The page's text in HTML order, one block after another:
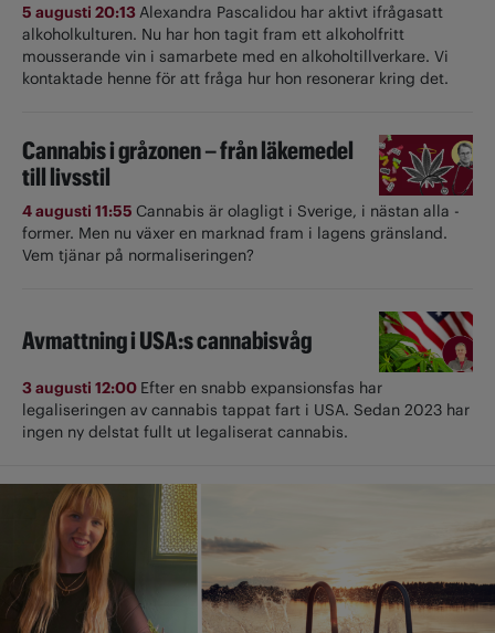
5 augusti 20:13Alexandra Pascalidou har aktivt ifrågasatt
alkoholkulturen. Nu har hon tagit fram ett alkoholfritt
mousserande vin i samarbete med en alkoholtillverkare. Vi
kontaktade henne för att fråga hur hon resonerar kring det.
Cannabis i gråzonen – från läkemedel
till livsstil
4 augusti 11:55 Cannabis är olagligt i ­Sverige, i nästan alla ­
former. Men nu växer en marknad fram i lagens gränsland.
Vem tjänar på normaliseringen?
Avmattning i USA:s cannabisvåg
3 augusti 12:00 Efter en snabb expansionsfas har
legaliseringen av cannabis tappat fart i USA. Sedan 2023 har
ingen ny delstat fullt ut ­legaliserat cannabis.